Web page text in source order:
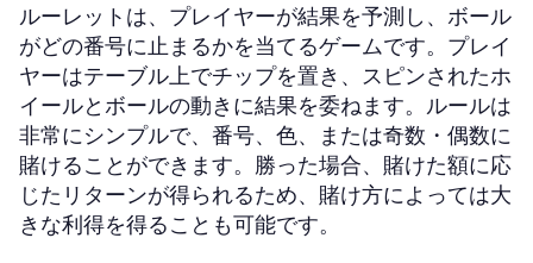
ルーレットは、プレイヤーが結果を予測し、ボール
がどの番号に止まるかを当てるゲームです。プレイ
ヤーはテーブル上でチップを置き、スピンされたホ
イールとボールの動きに結果を委ねます。ルールは
非常にシンプルで、番号、色、または奇数・偶数に
賭けることができます。勝った場合、賭けた額に応
じたリターンが得られるため、賭け方によっては大
きな利得を得ることも可能です。